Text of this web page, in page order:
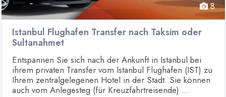
8
Istanbul Flughafen Transfer nach Taksim oder
Sultanahmet
Entspannen Sie sich nach der Ankunft in Istanbul bei
ihrem privaten Transfer vom Istanbul Flughafen (IST) zu
Ihrem zentralgelegenen Hotel in der Stadt. Sie können
auch vom Anlegesteg (für Kreuzfahrtreisende) ...